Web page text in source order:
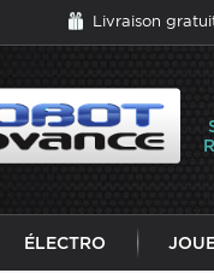
Livraison
ÉLECTRO